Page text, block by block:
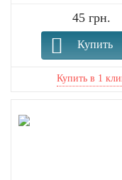
45 грн.
Купить